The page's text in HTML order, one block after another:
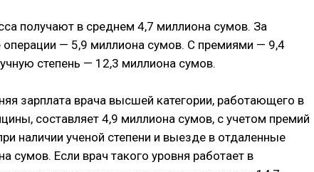
получают в среднем 4,7 миллиона сумов. За
операции — 5,9 миллиона сумов. С премиями — 9,4
степень — 12,3 миллиона сумов.
зарплата врача высшей категории, работающего в
составляет 4,9 миллиона сумов, с учетом премий
наличии ученой степени и выезде в отдаленные
сумов. Если врач такого уровня работает в